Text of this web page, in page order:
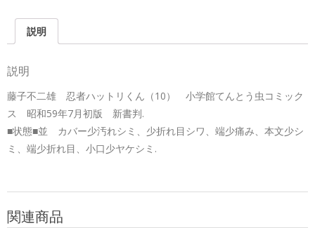
説明
説明
藤子不二雄 忍者ハットリくん（10） 小学館てんとう虫コミック
ス 昭和59年7月初版 新書判.
■状態■並 カバー少汚れシミ、少折れ目シワ、端少痛み、本文少シ
ミ、端少折れ目、小口少ヤケシミ.
関連商品